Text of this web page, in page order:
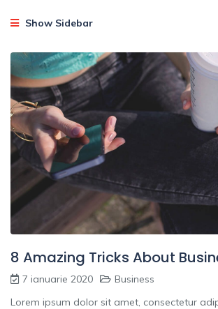
Show Sidebar
8 Amazing Tricks About
7 ianuarie 2020
Business
Lorem ipsum dolor sit amet, consectetur